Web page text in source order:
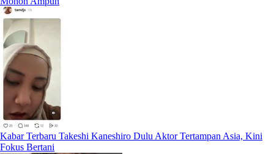
Kabar Terbaru Takeshi Kaneshiro Dulu Aktor Tertampan Asia, Kini
Fokus Bertani